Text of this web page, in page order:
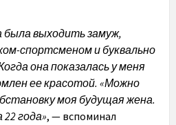
выходить замуж,
спортсменом и буквально
она показалась у меня
ее красотой. «Можно
моя будущая жена.
года», — вспоминал